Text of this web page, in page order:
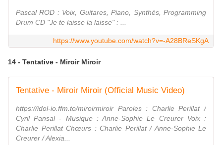
Pascal ROD : Voix, Guitares, Piano, Synthés, Programming
Drum CD "Je te laisse la laisse" : ...
https://www.youtube.com/watch?v=-A28BReSKgA
14 - Tentative - Miroir Miroir
Tentative - Miroir Miroir (Official Music Video)
https://idol-io.ffm.to/miroirmiroir Paroles : Charlie Perillat /
Cyril Pansal - Musique : Anne-Sophie Le Creurer Voix :
Charlie Perillat Chœurs : Charlie Perillat / Anne-Sophie Le
Creurer / Alexia...